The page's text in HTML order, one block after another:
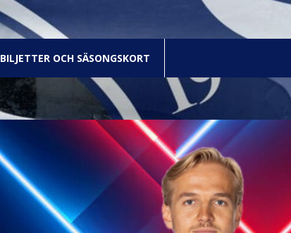
BILJETTER OCH SÄSONGSKORT